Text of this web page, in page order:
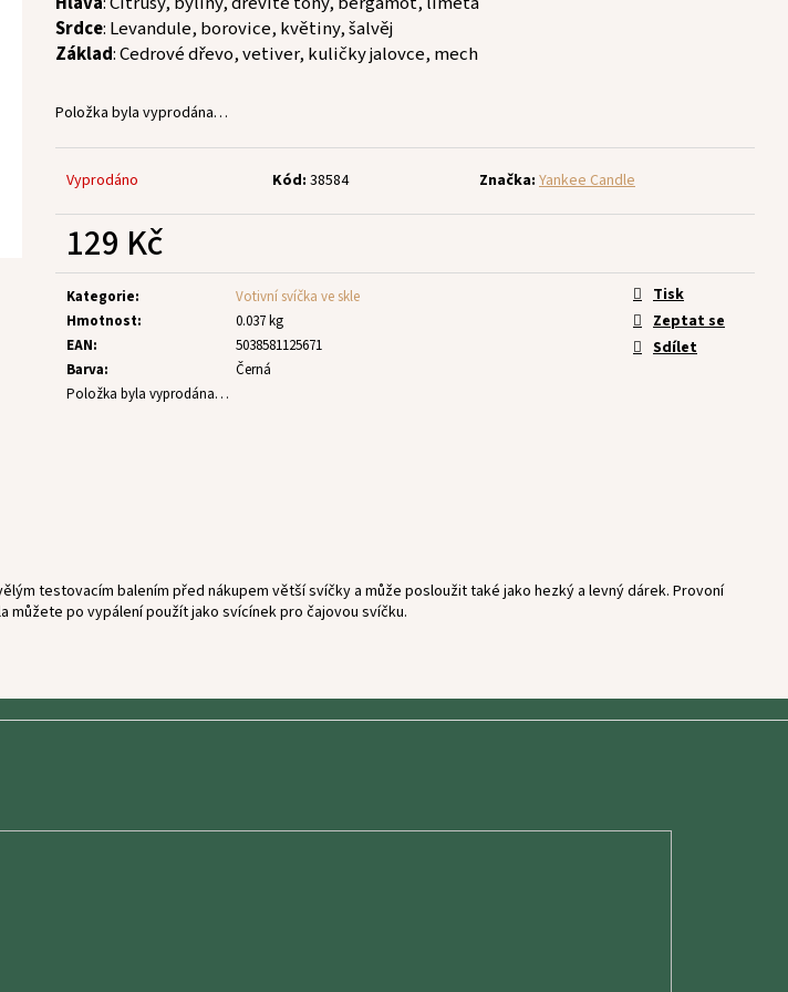
Srdce: Levandule, borovice, květiny, šalvěj
Základ: Cedrové dřevo, vetiver, kuličky jalovce, mech
Položka byla vyprodána…
Vyprodáno Kód: 38584 Značka: Yankee Candle
129 Kč
Měrná
cena:
Kategorie:
Votivní svíčka ve skle
Hmotnost:
0.037 kg
EAN:
5038581125671
Barva:
Černá
Položka byla vyprodána…
Tisk
Zeptat se
Sdílet
testovacím balením před nákupem větší svíčky a může posloužit také jako hezký a levný dárek. Provoní
můžete po vypálení použít jako svícínek pro čajovou svíčku.